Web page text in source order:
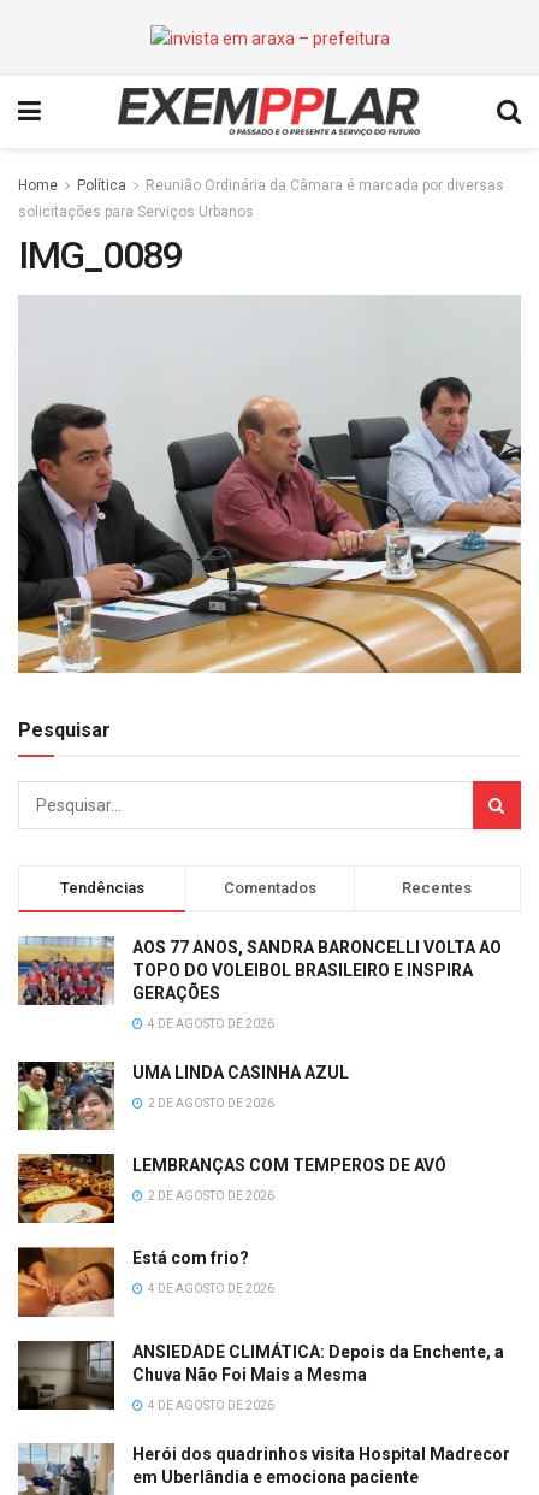
Home Política
Reunião Ordinária da Câmara é marcada por diversas
solicitações para Serviços Urbanos
IMG_0089
Pesquisar
Tendências Comentados Recentes
AOS 77 ANOS, SANDRA BARONCELLI VOLTA AO
TOPO DO VOLEIBOL BRASILEIRO E INSPIRA
GERAÇÕES
4 DE AGOSTO DE 2026
UMA LINDA CASINHA AZUL
2 DE AGOSTO DE 2026
LEMBRANÇAS COM TEMPEROS DE AVÓ
2 DE AGOSTO DE 2026
Está com frio?
4 DE AGOSTO DE 2026
ANSIEDADE CLIMÁTICA: Depois da Enchente, a
Chuva Não Foi Mais a Mesma
4 DE AGOSTO DE 2026
Herói dos quadrinhos visita Hospital Madrecor
em Uberlândia e emociona paciente